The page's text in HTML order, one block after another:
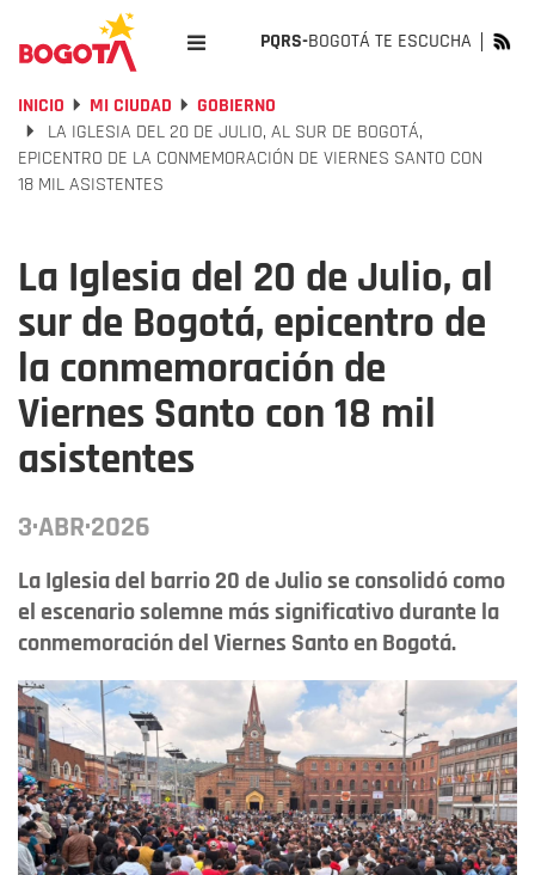
PQRS-BOGOTÁ TE ESCUCHA
INICIO MI CIUDAD
GOBIERNO
LA IGLESIA DEL 20 DE JULIO, AL SUR DE BOGOTÁ,
EPICENTRO DE LA CONMEMORACIÓN DE VIERNES SANTO CON
18 MIL ASISTENTES
La Iglesia del 20 de Julio, al
sur de Bogotá, epicentro de
la conmemoración de
Viernes Santo con 18 mil
asistentes
3·ABR·2026
La Iglesia del barrio 20 de Julio se consolidó como
el escenario solemne más significativo durante la
conmemoración del Viernes Santo en Bogotá.